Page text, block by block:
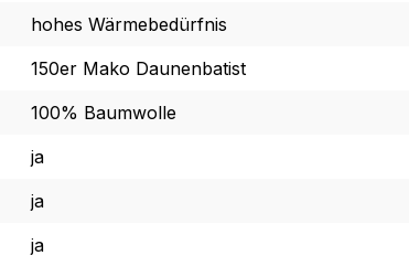
hohes Wärmebedürfnis
150er Mako Daunenbatist
100% Baumwolle
ja
ja
ja